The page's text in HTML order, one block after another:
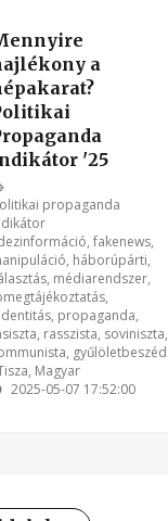
a
'25
propaganda
, fakenews,
, háborúpárti,
, médiarendszer,
,
, propaganda,
, rasszista, soviniszta,
, gyűlöletbeszéd
, Magyar
2025-05-07 17:52:00